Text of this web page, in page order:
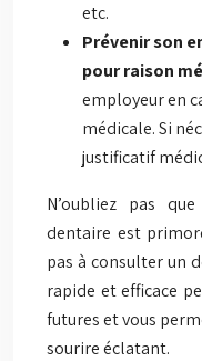
etc.
Prévenir son
pour raison
employeur en
médicale. Si
justificatif
N’oubliez pas
dentaire est
pas à consulter un
rapide et efficace
futures et vous
sourire éclatant.